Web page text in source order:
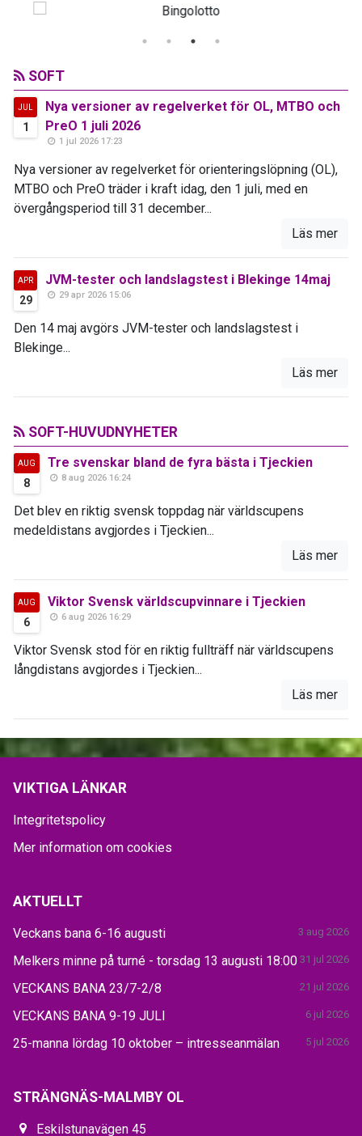
SOFT
JUL
1
Nya versioner av regelverket för OL, MTBO och
PreO 1 juli 2026
1 jul 2026 17:23
Nya versioner av regelverket för orienteringslöpning (OL),
MTBO och PreO träder i kraft idag, den 1 juli, med en
övergångsperiod till 31 december...
Läs mer
APR
29
JVM-tester och landslagstest i Blekinge 14maj
29 apr 2026 15:06
Den 14 maj avgörs JVM-tester och landslagstest i
Blekinge...
Läs mer
SOFT-HUVUDNYHETER
AUG
8
Tre svenskar bland de fyra bästa i Tjeckien
8 aug 2026 16:24
Det blev en riktig svensk toppdag när världscupens
medeldistans avgjordes i Tjeckien...
Läs mer
AUG
6
Viktor Svensk världscupvinnare i Tjeckien
6 aug 2026 16:29
Viktor Svensk stod för en riktig fullträff när världscupens
långdistans avgjordes i Tjeckien...
Läs mer
VIKTIGA LÄNKAR
Integritetspolicy
Mer information om cookies
AKTUELLT
Veckans bana 6-16 augusti 3 aug 2026
Melkers minne på turné - torsdag 13 augusti 18:00 31 jul 2026
VECKANS BANA 23/7-2/8 21 jul 2026
VECKANS BANA 9-19 JULI 6 jul 2026
25-manna lördag 10 oktober – intresseanmälan 5 jul 2026
STRÄNGNÄS-MALMBY OL
Eskilstunavägen 45